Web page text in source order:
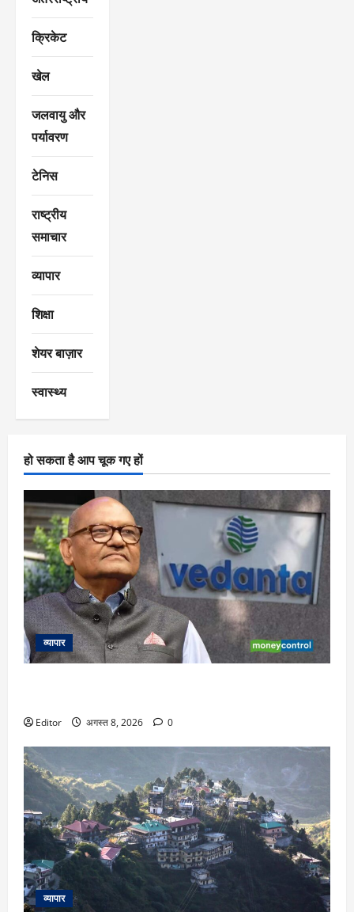
क्रिकेट
खेल
जलवायु और
पर्यावरण
टेनिस
राष्ट्रीय
समाचार
व्यापार
शिक्षा
शेयर बाज़ार
स्वास्थ्य
हो सकता है आप चूक गए हों
व्यापार
Editor अगस्त 8, 2026 0
व्यापार